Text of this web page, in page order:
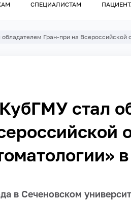
СПЕЦИАЛИСТАМ
Гран-при на
стал
в Сеченовском